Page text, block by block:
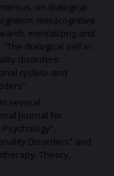
on dialogical
metacognitive
mentalizing and
dialogical self in
disorders:
cycles» and
several
Journal for
Disorders” and
Theory,